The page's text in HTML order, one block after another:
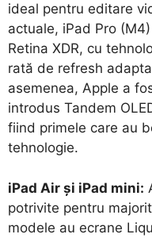
ideal pentru editare
actuale, iPad Pro
Retina XDR, cu
rată de refresh
asemenea, Apple a
introdus Tandem
fiind primele care au
tehnologie.
iPad Air și iPad mini:
potrivite pentru
modele au ecrane